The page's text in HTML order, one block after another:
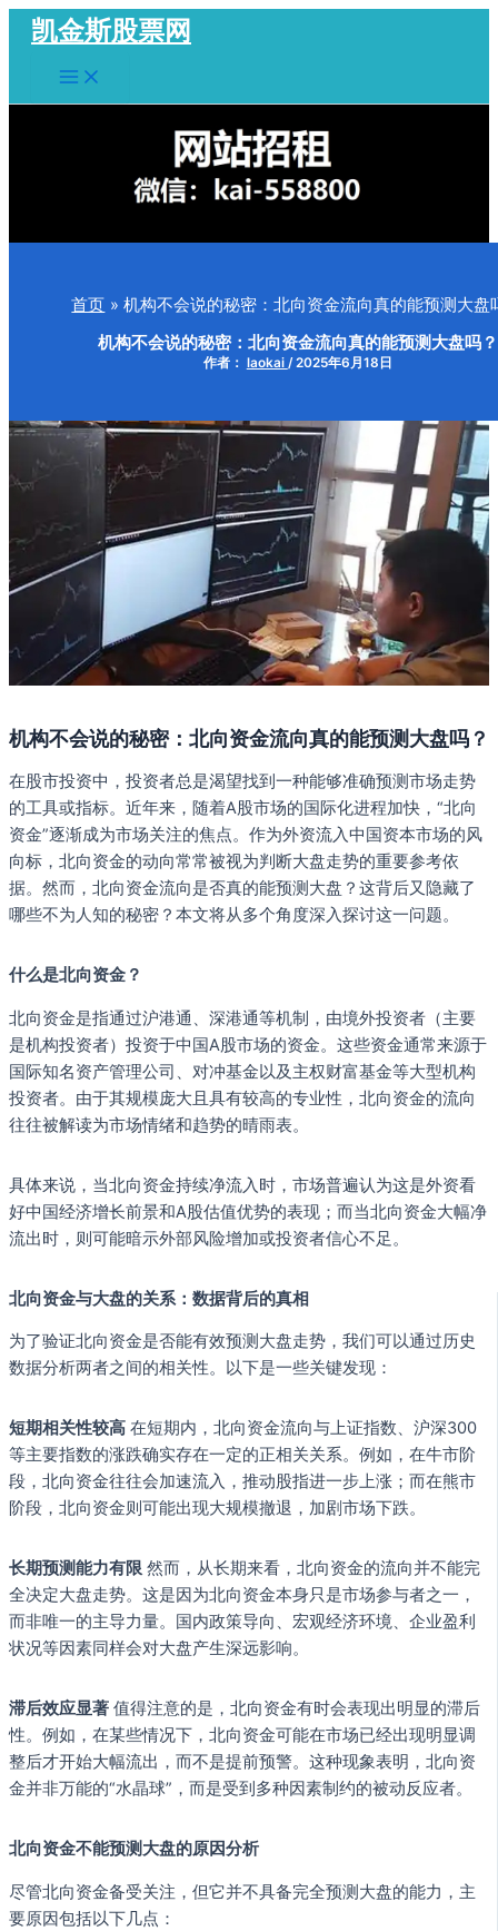
容
凯金斯股票网
Main
Menu
首页 机构不会说的秘密：北向资金流向真的能预测大盘
机构不会说的秘密：北向资金流向真的能预测大盘吗？
作者： laokai /2025年6月18日
机构不会说的秘密：北向资金流向真的能预测大盘吗？
在股市投资中，投资者总是渴望找到一种能够准确预测市场走势
的工具或指标。近年来，随着A股市场的国际化进程加快，“北向
资金”逐渐成为市场关注的焦点。作为外资流入中国资本市场的风
向标，北向资金的动向常常被视为判断大盘走势的重要参考依
据。然而，北向资金流向是否真的能预测大盘？这背后又隐藏了
哪些不为人知的秘密？本文将从多个角度深入探讨这一问题。
什么是北向资金？
北向资金是指通过沪港通、深港通等机制，由境外投资者（主要
是机构投资者）投资于中国A股市场的资金。这些资金通常来源于
国际知名资产管理公司、对冲基金以及主权财富基金等大型机构
投资者。由于其规模庞大且具有较高的专业性，北向资金的流向
往往被解读为市场情绪和趋势的晴雨表。
具体来说，当北向资金持续净流入时，市场普遍认为这是外资看
好中国经济增长前景和A股估值优势的表现；而当北向资金大幅净
流出时，则可能暗示外部风险增加或投资者信心不足。
北向资金与大盘的关系：数据背后的真相
为了验证北向资金是否能有效预测大盘走势，我们可以通过历史
数据分析两者之间的相关性。以下是一些关键发现：
短期相关性较高 在短期内，北向资金流向与上证指数、沪深300
等主要指数的涨跌确实存在一定的正相关关系。例如，在牛市阶
段，北向资金往往会加速流入，推动股指进一步上涨；而在熊市
阶段，北向资金则可能出现大规模撤退，加剧市场下跌。
长期预测能力有限 然而，从长期来看，北向资金的流向并不能完
全决定大盘走势。这是因为北向资金本身只是市场参与者之一，
而非唯一的主导力量。国内政策导向、宏观经济环境、企业盈利
状况等因素同样会对大盘产生深远影响。
滞后效应显著 值得注意的是，北向资金有时会表现出明显的滞后
性。例如，在某些情况下，北向资金可能在市场已经出现明显调
整后才开始大幅流出，而不是提前预警。这种现象表明，北向资
金并非万能的“水晶球”，而是受到多种因素制约的被动反应者。
北向资金不能预测大盘的原因分析
尽管北向资金备受关注，但它并不具备完全预测大盘的能力，主
要原因包括以下几点：